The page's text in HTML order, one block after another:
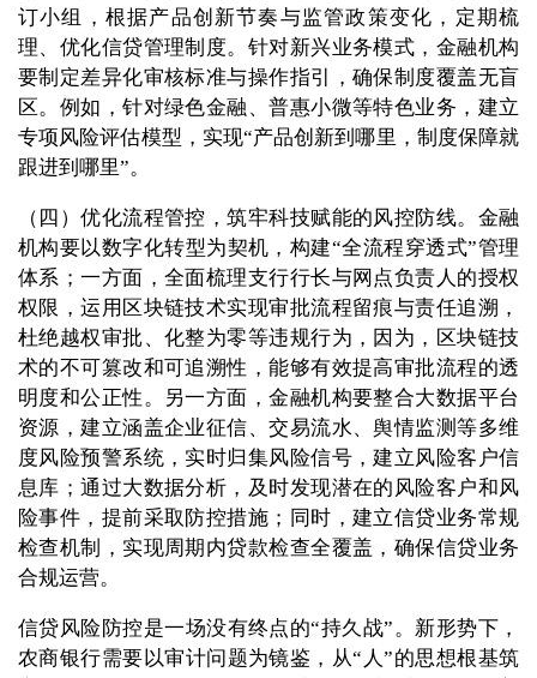
订小组，根据产品创新节奏与监管政策变化，定期梳
理、优化信贷管理制度。针对新兴业务模式，金融机构
要制定差异化审核标准与操作指引，确保制度覆盖无盲
区。例如，针对绿色金融、普惠小微等特色业务，建立
专项风险评估模型，实现“产品创新到哪里，制度保障就
跟进到哪里”。
（四）优化流程管控，筑牢科技赋能的风控防线。金融
机构要以数字化转型为契机，构建“全流程穿透式”管理
体系；一方面，全面梳理支行行长与网点负责人的授权
权限，运用区块链技术实现审批流程留痕与责任追溯，
杜绝越权审批、化整为零等违规行为，因为，区块链技
术的不可篡改和可追溯性，能够有效提高审批流程的透
明度和公正性。另一方面，金融机构要整合大数据平台
资源，建立涵盖企业征信、交易流水、舆情监测等多维
度风险预警系统，实时归集风险信号，建立风险客户信
息库；通过大数据分析，及时发现潜在的风险客户和风
险事件，提前采取防控措施；同时，建立信贷业务常规
检查机制，实现周期内贷款检查全覆盖，确保信贷业务
合规运营。
信贷风险防控是一场没有终点的“持久战”。新形势下，
农商银行需要以审计问题为镜鉴，从“人”的思想根基筑